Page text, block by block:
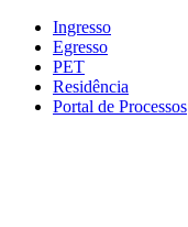
Conteúdo principal
Ingresso
Egresso
PET
Residência
Portal de Processos